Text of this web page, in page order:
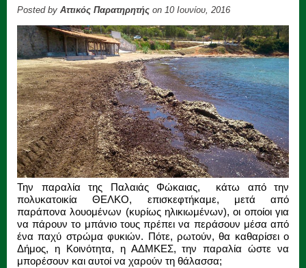
Posted by Αττικός Παρατηρητής on 10 Ιουνίου, 2016
Την παραλία της Παλαιάς Φώκαιας, κάτω από την
πολυκατοικία ΘΕΛΚΟ, επισκεφτήκαμε, μετά από
παράπονα λουομένων (κυρίως ηλικιωμένων), οι οποίοι για
να πάρουν το μπάνιο τους πρέπει να περάσουν μέσα από
ένα παχύ στρώμα φυκιών. Πότε, ρωτούν, θα καθαρίσει ο
Δήμος, η Κοινότητα, η ΑΔΜΚΕΣ, την παραλία ώστε να
μπορέσουν και αυτοί να χαρούν τη θάλασσα;